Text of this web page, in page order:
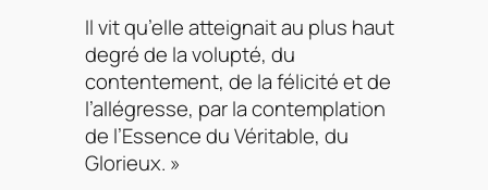
Il vit qu’elle atteignait au plus haut
degré de la volupté, du
contentement, de la félicité et de
l’allégresse, par la contemplation
de l’Essence du Véritable, du
Glorieux. »